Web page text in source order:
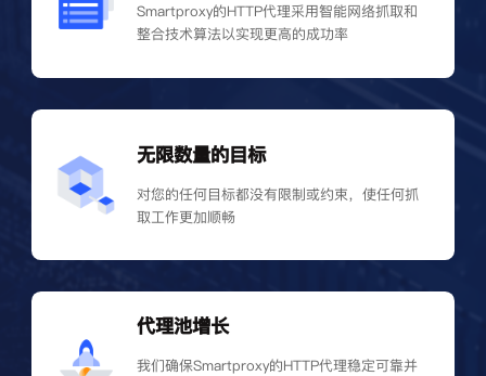
Smartproxy的HTTP代理采用智能网络抓取和
整合技术算法以实现更高的成功率
无限数量的目标
对您的任何目标都没有限制或约束，使任何抓
取工作更加顺畅
代理池增长
我们确保Smartproxy的HTTP代理稳定可靠并